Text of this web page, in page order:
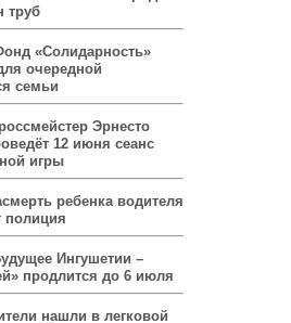
труб
«Солидарность»
очередной
семьи
Эрнесто
12 июня сеанс
игры
ребенка водителя
полиция
Ингушетии –
продлится до 6 июля
нашли в легковой